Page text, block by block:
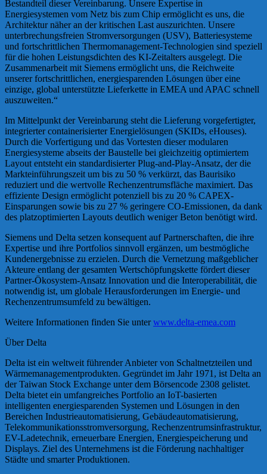
Bestandteil dieser Vereinbarung. Unsere Expertise in
Energiesystemen vom Netz bis zum Chip ermöglicht es uns, die
Architektur näher an der kritischen Last auszurichten. Unsere
unterbrechungsfreien Stromversorgungen (USV), Batteriesysteme
und fortschrittlichen Thermomanagement-Technologien sind speziell
für die hohen Leistungsdichten des KI-Zeitalters ausgelegt. Die
Zusammenarbeit mit Siemens ermöglicht uns, die Reichweite
unserer fortschrittlichen, energiesparenden Lösungen über eine
einzige, global unterstützte Lieferkette in EMEA und APAC schnell
auszuweiten.“
Im Mittelpunkt der Vereinbarung steht die Lieferung vorgefertigter,
integrierter containerisierter Energielösungen (SKIDs, eHouses).
Durch die Vorfertigung und das Vortesten dieser modularen
Energiesysteme abseits der Baustelle bei gleichzeitig optimiertem
Layout entsteht ein standardisierter Plug-and-Play-Ansatz, der die
Markteinführungszeit um bis zu 50 % verkürzt, das Baurisiko
reduziert und die wertvolle Rechenzentrumsfläche maximiert. Das
effiziente Design ermöglicht potenziell bis zu 20 % CAPEX-
Einsparungen sowie bis zu 27 % geringere CO-Emissionen, da dank
des platzoptimierten Layouts deutlich weniger Beton benötigt wird.
Siemens und Delta setzen konsequent auf Partnerschaften, die ihre
Expertise und ihre Portfolios sinnvoll ergänzen, um bestmögliche
Kundenergebnisse zu erzielen. Durch die Vernetzung maßgeblicher
Akteure entlang der gesamten Wertschöpfungskette fördert dieser
Partner-Ökosystem-Ansatz Innovation und die Interoperabilität, die
notwendig ist, um globale Herausforderungen im Energie- und
Rechenzentrumsumfeld zu bewältigen.
Weitere Informationen finden Sie unterwww.delta-emea.com
Über Delta
Delta ist ein weltweit führender Anbieter von Schaltnetzteilen und
Wärmemanagementprodukten. Gegründet im Jahr 1971, ist Delta an
der Taiwan Stock Exchange unter dem Börsencode 2308 gelistet.
Delta bietet ein umfangreiches Portfolio an IoT-basierten
intelligenten energiesparenden Systemen und Lösungen in den
Bereichen Industrieautomatisierung, Gebäudeautomatisierung,
Telekommunikationsstromversorgung, Rechenzentrumsinfrastruktur,
EV-Ladetechnik, erneuerbare Energien, Energiespeicherung und
Displays. Ziel des Unternehmens ist die Förderung nachhaltiger
Städte und smarter Produktionen.